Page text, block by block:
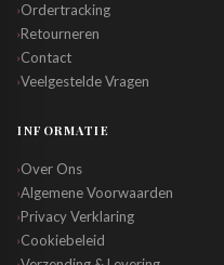
›Ordertracking
›Retourneren
›Contact
›Veelgestelde Vragen
INFORMATIE
›Over Ons
›Algemene Voorwaarden
›Privacy Verklaring
›Cookiebeleid